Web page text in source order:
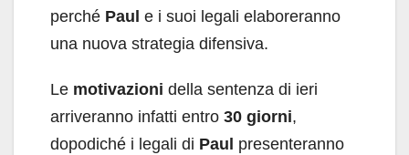
perché Paul e i suoi legali elaboreranno
una nuova strategia difensiva.
Le motivazioni della sentenza di ieri
arriveranno infatti entro 30 giorni,
dopodiché i legali di Paul presenteranno